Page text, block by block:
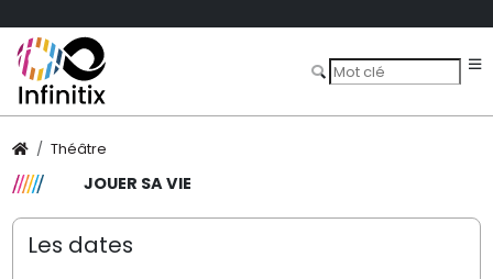
Théâtre
JOUER SA VIE
Les dates